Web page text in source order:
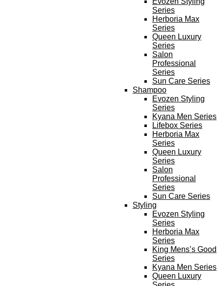
Series
Herboria Max
Series
Queen Luxury
Series
Salon
Professional
Series
Sun Care Series
Shampoo
Evozen Styling
Series
Kyana Men Series
Lifebox Series
Herboria Max
Series
Queen Luxury
Series
Salon
Professional
Series
Sun Care Series
Styling
Evozen Styling
Series
Herboria Max
Series
King Mens’s Good
Series
Kyana Men Series
Queen Luxury